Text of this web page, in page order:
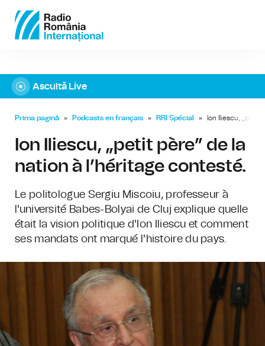
Ascultă Live
Prima pagină » Podcasts en français » RRI Spécial » Ion Iliescu, „petit
Ion Iliescu, „petit père” de la
nation à l’héritage contesté.
Le politologue Sergiu Miscoiu, professeur à
l'université Babes-Bolyai de Cluj explique quelle
était la vision politique d'Ion Iliescu et comment
ses mandats ont marqué l'histoire du pays.